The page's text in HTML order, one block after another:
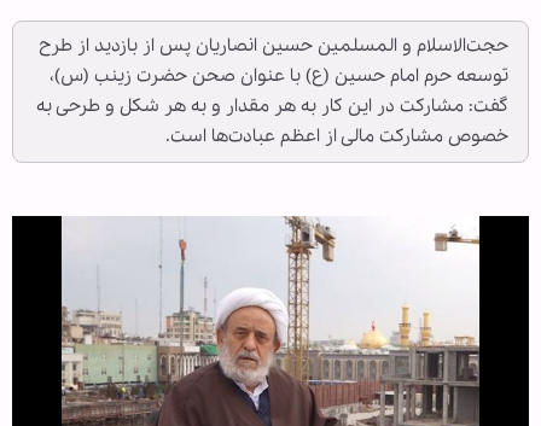
حجت‌الاسلام و المسلمین حسین انصاریان پس از بازدید از طرح
توسعه حرم امام حسین (ع) با عنوان صحن حضرت زینب (س)،
گفت: مشارکت در این کار به هر مقدار و به هر شکل و طرحی به
خصوص مشارکت مالی از اعظم عبادت‌ها است.